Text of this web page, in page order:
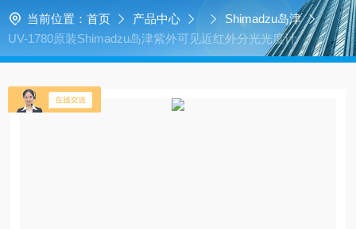
当前位置： 首页 产品中心
Shimadzu岛津
UV-1780原装Shimadzu岛津紫外可见近红外分光光度计